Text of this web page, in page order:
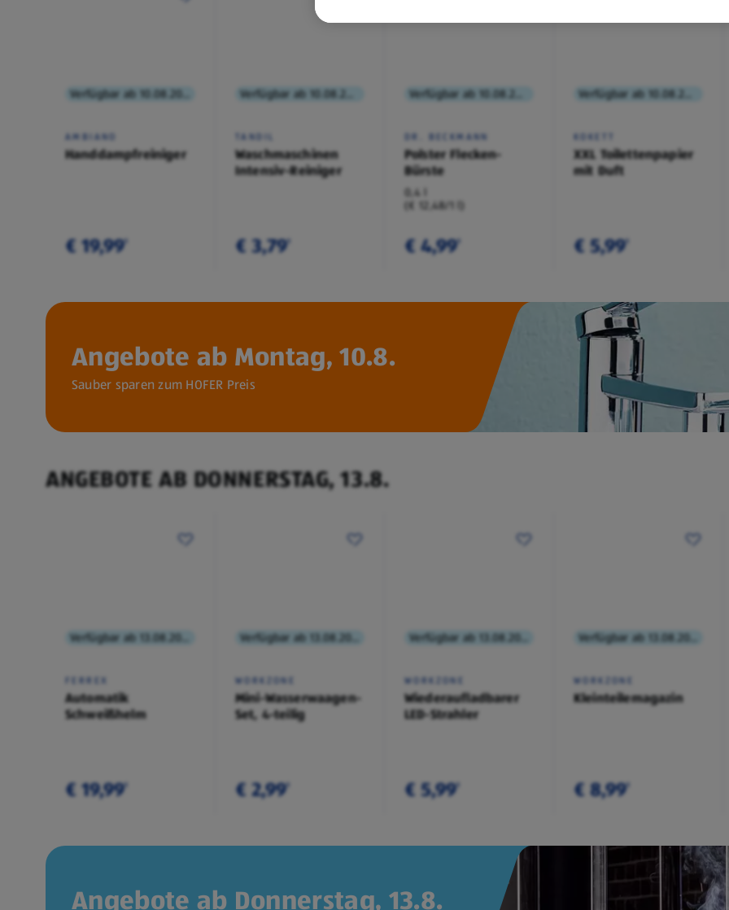
AMBIANO
Handdampfreiniger
€ 19,99¹
TANDIL
Waschmaschinen
Intensiv-Reiniger
€ 3,79¹
DR. BECKMANN
Polster Flecken-
Bürste
0,4 l
(€ 12,48/1 l)
€ 4,99¹
KOKETT
XXL Toilettenpapier
mit Duft
€ 5,99¹
Angebote ab Montag, 10.8.
Sauber sparen zum HOFER Preis
ANGEBOTE AB DONNERSTAG, 13.8.
FERREX
Automatik
Schweißhelm
€ 19,99¹
WORKZONE
Mini-Wasserwaagen-
Set, 4-teilig
€ 2,99¹
WORKZONE
Wiederaufladbarer
LED-Strahler
€ 5,99¹
WORKZONE
Kleinteilemagazin
€ 8,99¹
Angebote ab Donnerstag, 13.8.